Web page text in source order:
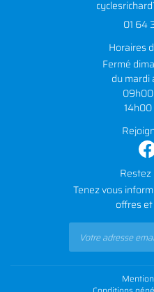
01 64
Horaires
Fermé
du mardi
14h00
Tenez vous
offres